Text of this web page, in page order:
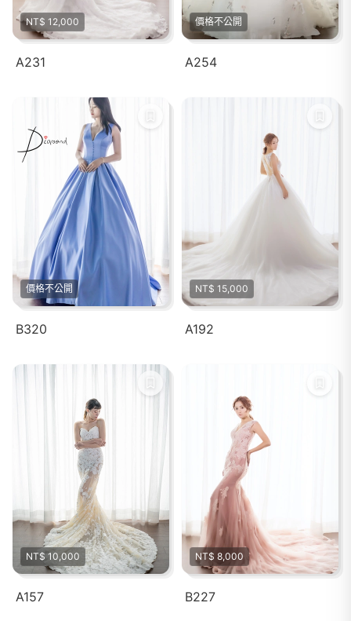
NT$ 12,000
A231
價格不公開
A254
價格不公開
B320
NT$ 15,000
A192
NT$ 10,000
A157
NT$ 8,000
B227